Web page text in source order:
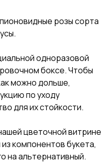
пионовидные розы сорта
одноразовой
боксе. Чтобы
можно дольше,
по уходу
для их стойкости.
цветочной витрине
компонентов букета,
на альтернативный.